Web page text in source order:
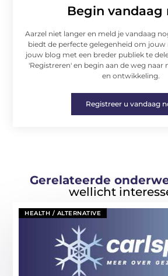
Begin vandaag
Aarzel niet langer en meld je vandaag
biedt de perfecte gelegenheid om
jouw blog met een breder publiek te
'Registreren' en begin aan de weg naar
en ontwikkeling.
Registreer u vandaag
Gerelateerde
wellicht
HEALTH / ALTERNATIVE